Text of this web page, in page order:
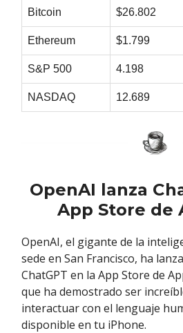
Bitcoin $26.802
Ethereum $1.799
S&P 500 4.198
NASDAQ 12.689
OpenAI lanza
App Store de
OpenAI, el gigante de la
sede en San Francisco, ha
ChatGPT en la App Store de
que ha demostrado ser
interactuar con el lenguaje
disponible en tu iPhone.